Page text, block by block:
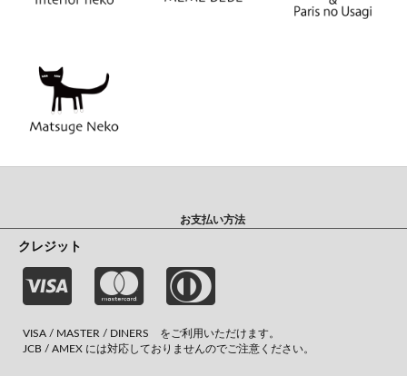
お支払い方法
クレジット
VISA / MASTER / DINERS をご利用いただけます。
JCB / AMEX には対応しておりませんのでご注意ください。